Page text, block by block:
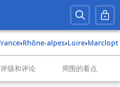
france› rhône-alpes› loire› marclopt
评级和评论 周围的看点